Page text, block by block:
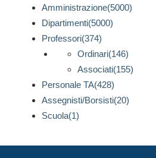
Amministrazione(5000)
Dipartimenti(5000)
Professori(374)
Ordinari(146)
Associati(155)
Personale TA(428)
Assegnisti/Borsisti(20)
Scuola(1)